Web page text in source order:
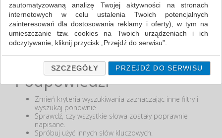
ODZNACZ
Nie odnaleziono produktów wg przyjętych kryteriów
lub podana fraza "" nie została odnaleziona.
Podpowiedzi
Zmień kryteria wyszukiwania zaznaczając inne filtry i
wyszukaj ponownie
Sprawdź, czy wszystkie słowa zostały poprawnie
napisane.
Spróbuj użyć innych słów kluczowych.
zautomatyzowaną analizę Twojej aktywności na stronach
internetowych w celu ustalenia Twoich potencjalnych
zainteresowań dla dostosowania reklamy i oferty), w tym na
umieszczanie tzw. cookies na Twoich urządzeniach i ich
odczytywanie, kliknij przycisk „Przejdź do serwisu”.
Jeśli nie chcesz wyrazić zgody lub ograniczyć jej zakres, kliknij
„Szczegóły”, gdzie znajdziesz wszelkie informacje o tym jak to
zrobić . Te same informacje znajdziesz także na podstronie z
naszą polityką prywatności obowiązującą od 25 maja 2018.
W przypadku użytkowników zalogowanych, ważna jest Państwa
wcześniejsza zgoda której udzieliliście podczas zakładania
konta. Każda Państwa zgoda jest dobrowolna i można ją w
dowolnym momencie wycofać.
SZCZEGÓŁY PRZEJDŹ DO SERWISU